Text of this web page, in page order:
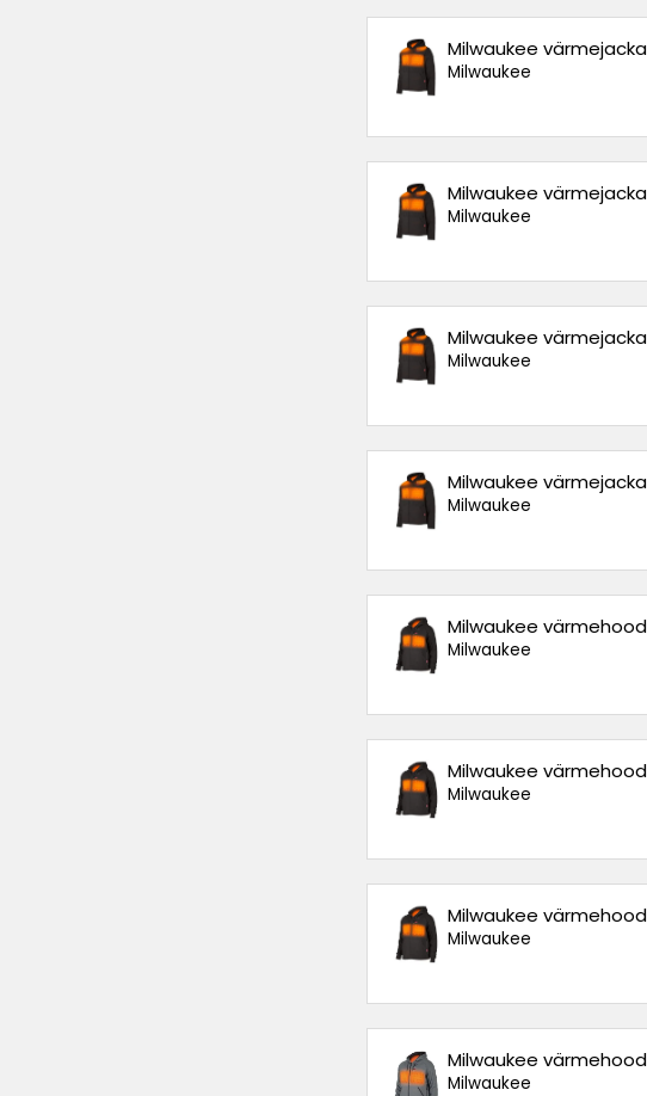
Milwaukee
Milwaukee
Milwaukee
Milwaukee
Milwaukee
Milwaukee
Milwaukee
Milwaukee
Milwaukee
Milwaukee
Milwaukee
Milwaukee
Milwaukee
Milwaukee
Milwaukee
Milwaukee